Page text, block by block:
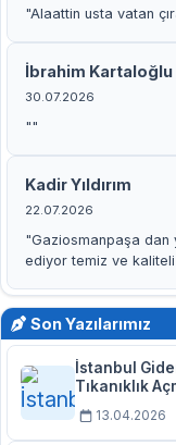
"Alaattin usta vatan
İbrahim Kartaloğlu
30.07.2026
""
Kadir Yıldırım
22.07.2026
"Gaziosmanpaşa dan
ediyor temiz ve
Son Yazılarımız
İstanbul
Tıkanıklık
13.04.2026